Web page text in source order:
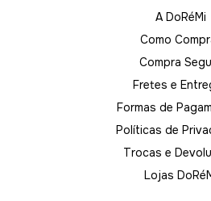
A DoRéMi
Como
Compra
Fretes e
Formas de
Políticas de
Trocas e
Lojas